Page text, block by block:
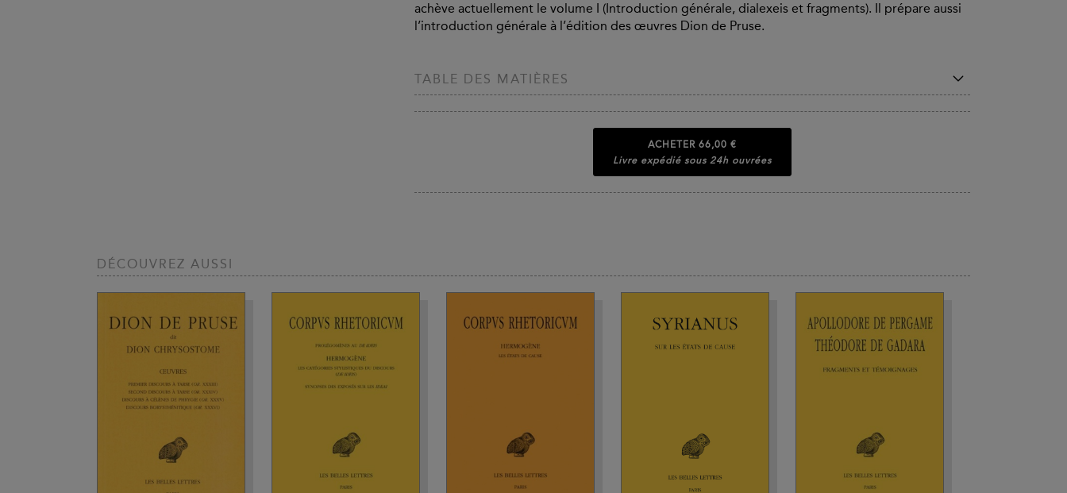
achève actuellement le volume I (Introduction générale, dialexeis et fragments). Il prépare aussi
l’introduction générale à l’édition des œuvres Dion de Pruse.
TABLE DES MATIÈRES
ACHETER 66,00 €
Livre expédié sous 24h ouvrées
DÉCOUVREZ AUSSI